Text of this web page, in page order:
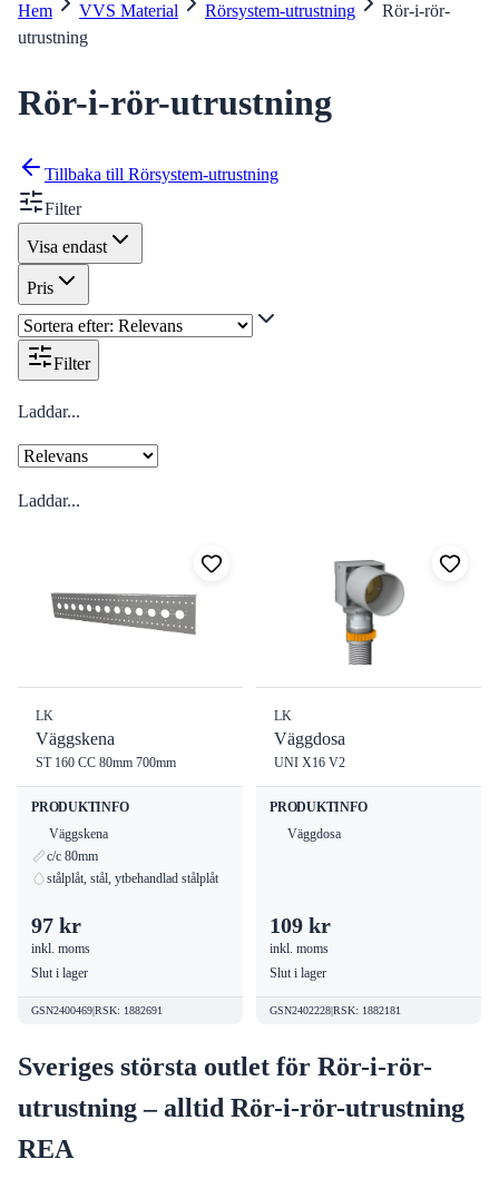
Hem VVS Material Rörsystem-utrustning
Rör-i-rör-
utrustning
Rör-i-rör-utrustning
Tillbaka till Rörsystem-utrustning
Filter
Visa endast
Pris
Filter
Laddar...
Laddar...
LK
Väggskena
ST 160 CC 80mm 700mm
PRODUKTINFO
Väggskena
c/c 80mm
stålplåt, stål, ytbehandlad stålplåt
97 kr
inkl. moms
Slut i lager
GSN2400469|RSK: 1882691
LK
Väggdosa
UNI X16 V2
PRODUKTINFO
Väggdosa
109 kr
inkl. moms
Slut i lager
GSN2402228|RSK: 1882181
Sveriges största outlet för Rör-i-rör-
utrustning – alltid Rör-i-rör-utrustning
REA